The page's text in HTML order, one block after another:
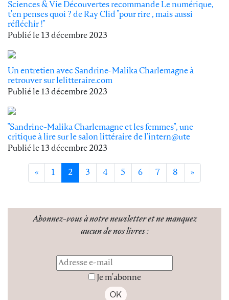
Sciences & Vie Découvertes recommande Le numérique,
t'en penses quoi ? de Ray Clid "pour rire , mais aussi
réfléchir !"
Publié le 13 décembre 2023
Un entretien avec Sandrine-Malika Charlemagne à
retrouver sur lelitteraire.com
Publié le 13 décembre 2023
"Sandrine-Malika Charlemagne et les femmes", une
critique à lire sur le salon littéraire de l'intern@ute
Publié le 13 décembre 2023
« 1 2 3 4 5 6 7 8 »
Abonnez-vous à notre newsletteret ne manquez
aucun de nos livres :
Je m'abonne